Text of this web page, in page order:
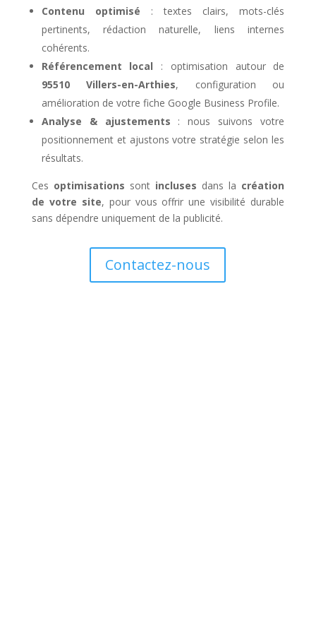
Contenu optimisé : textes clairs, mots-clés
pertinents, rédaction naturelle, liens internes
cohérents.
Référencement local : optimisation autour de
95510 Villers-en-Arthies, configuration ou
amélioration de votre fiche Google Business Profile.
Analyse & ajustements : nous suivons votre
positionnement et ajustons votre stratégie selon les
résultats.
Ces optimisations sont incluses dans la création
de votre site, pour vous offrir une visibilité durable
sans dépendre uniquement de la publicité.
Contactez-nous